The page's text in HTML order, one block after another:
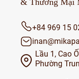
+84 969 15
Lầu 1, Cao
Phường